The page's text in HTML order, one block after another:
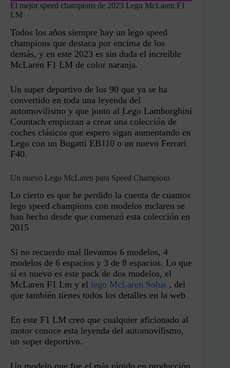
El mejor speed champions de 2023 Lego McLaren F1
LM
Todos los años siempre hay un lego speed
champions que destaca por encima de los
demás, y en este 2023 es sin duda el increíble
McLaren F1 LM de color naranja.
Un super deportivo de los 90 que ya se ha
convertido en toda una leyenda del
automovilismo y que junto al Lego Lamborghini
Countach empiezan a crear una colección de
coches clásicos que espero sigan aumentando en
Lego con un Bugatti EB110 o un nuevo Ferrari
F40.
Un nuevo Lego McLaren para Speed Champions
Lo cierto es que he perdido la cuenta de cuantos
lego speed champions con modelos mclaren se
han hecho desde que comenzó esta colección en
2015
Si no recuerdo mal llevamos 6 modelos, 4
modelos de 6 espacios y 3 de 8 espacios. Lo que
sí es nuevo es este pack de dos modelos, el
McLaren F1 Lm y el lego McLaren Solus , del
que también tienes todos los detalles en la web
En este F1 LM creo que cualquier aficionado al
motor conoce esta leyenda del automovilismo,
un super deportivo.